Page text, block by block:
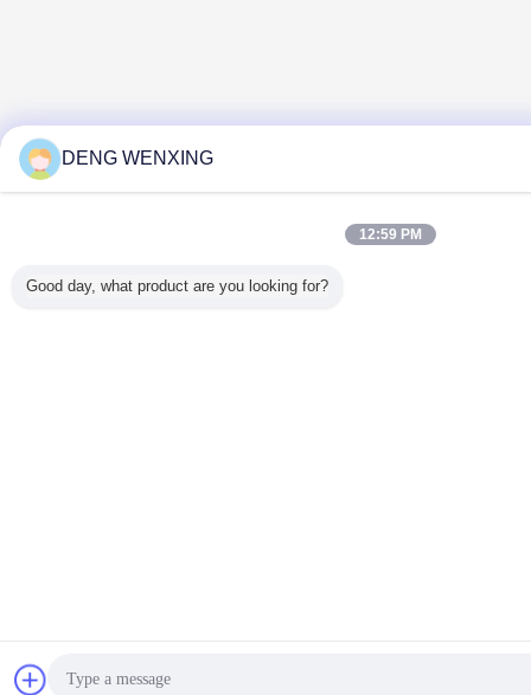
DENG WENXING
12:59 PM
Good day, what product are you looking for?